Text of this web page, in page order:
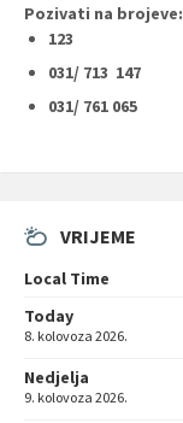
Pozivati na brojeve:
123
031/ 713 147
031/ 761 065
VRIJEME
Local Time
Today
8. kolovoza 2026.
Nedjelja
9. kolovoza 2026.